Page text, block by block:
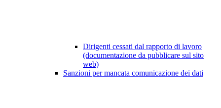
Dirigenti cessati dal rapporto di lavoro
(documentazione da pubblicare sul sito
web)
Sanzioni per mancata comunicazione dei dati